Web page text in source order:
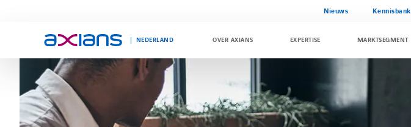
Nieuws Kennisbank
NEDERLAND OVER AXIANS EXPERTISE MARKTSEGMENT
Search
keywords
: